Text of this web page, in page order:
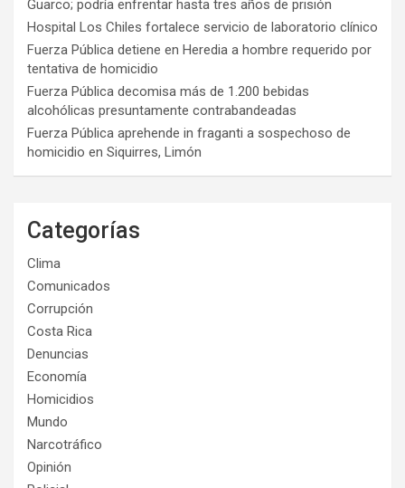
Guarco; podría enfrentar hasta tres años de prisión
Hospital Los Chiles fortalece servicio de laboratorio clínico
Fuerza Pública detiene en Heredia a hombre requerido por
tentativa de homicidio
Fuerza Pública decomisa más de 1.200 bebidas
alcohólicas presuntamente contrabandeadas
Fuerza Pública aprehende in fraganti a sospechoso de
homicidio en Siquirres, Limón
Categorías
Clima
Comunicados
Corrupción
Costa Rica
Denuncias
Economía
Homicidios
Mundo
Narcotráfico
Opinión